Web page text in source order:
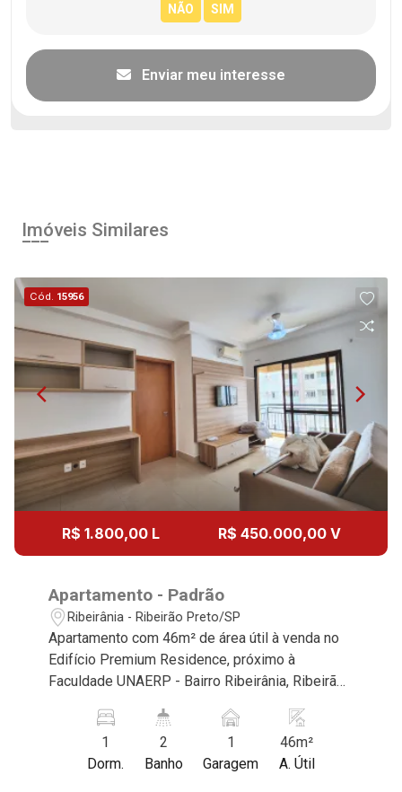
Enviar meu interesse
Imóveis Similares
Cód. 15956
R$ 1.800,00 L R$ 450.000,00 V
Apartamento - Padrão
Ribeirânia - Ribeirão Preto/SP
Apartamento com 46m² de área útil à venda no
Edifício Premium Residence, próximo à
Faculdade UNAERP - Bairro Ribeirânia, Ribeirão
imóvel que a Martinelli Imobiliária selecionou
para você: - 46m² de área útil - 1 suíte com
armários - Sala 2 ambientes - Lavabo - Cozinha
1
Dorm.
2
Banho
1
Garagem
46m²
A. Útil